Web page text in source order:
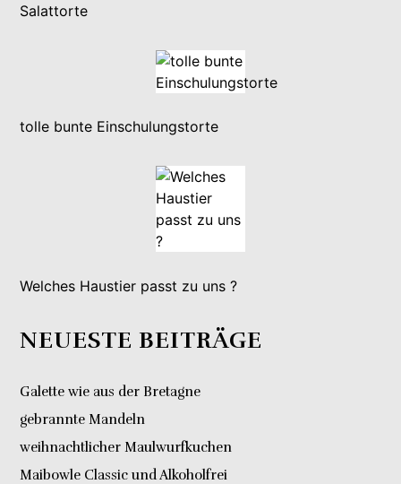
Salattorte
tolle bunte Einschulungstorte
Welches Haustier passt zu uns ?
NEUESTE BEITRÄGE
Galette wie aus der Bretagne
gebrannte Mandeln
weihnachtlicher Maulwurfkuchen
Maibowle Classic und Alkoholfrei